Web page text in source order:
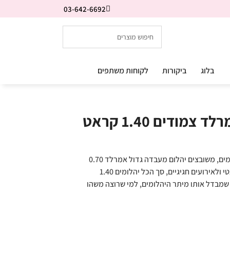
03-642-6692
בלוג ביקורות לקוחות משתפים
1.40 קראט
עגילי יהלום אמרלד צמודים אלגנטיים מרשימים, משובצים יהלום מעבדה גדול אמרלד 0.70
קראט בכל צד. מתאימים לערב רומנטי אלגנטי ולאירועים חגיגיים, סך הכל יהלומים 1.40
אותו מיתר היהלומים, למי שרוצה משהו